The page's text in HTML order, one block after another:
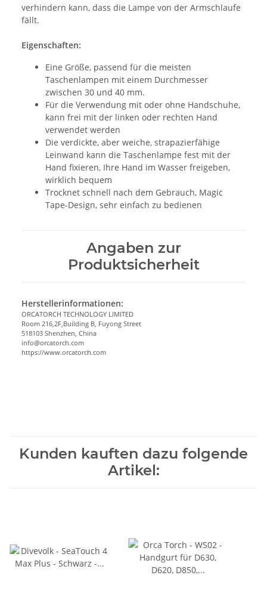
verhindern kann, dass die Lampe von der Armschlaufe
fällt.
Eigenschaften:
Eine Größe, passend für die meisten
Taschenlampen mit einem Durchmesser
zwischen 30 und 40 mm.
Für die Verwendung mit oder ohne Handschuhe,
kann frei mit der linken oder rechten Hand
verwendet werden
Die verdickte, aber weiche, strapazierfähige
Leinwand kann die Taschenlampe fest mit der
Hand fixieren, Ihre Hand im Wasser freigeben,
wirklich bequem
Trocknet schnell nach dem Gebrauch, Magic
Tape-Design, sehr einfach zu bedienen
Angaben zur
Produktsicherheit
Herstellerinformationen:
ORCATORCH TECHNOLOGY LIMITED
Room 216,2F,Building B, Fuyong Street
518103 Shenzhen, China
info@orcatorch.com
https://www.orcatorch.com
Kunden kauften dazu folgende
Artikel: